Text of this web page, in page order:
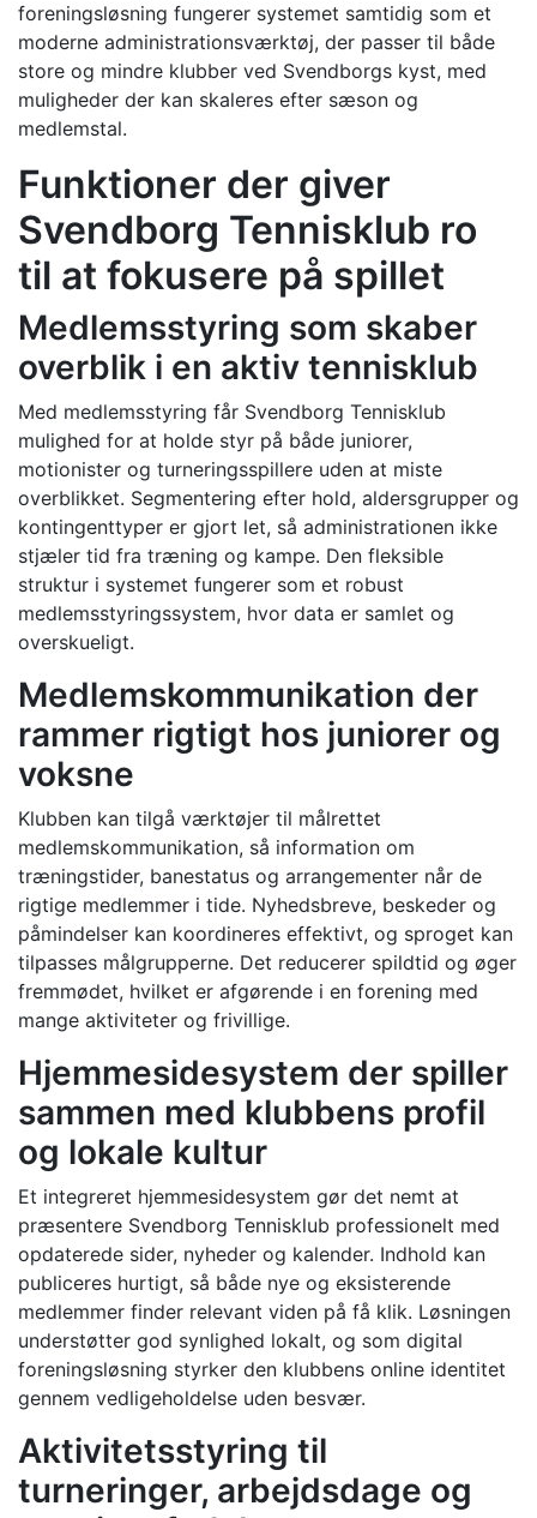
foreningsløsning fungerer systemet samtidig som et
moderne administrationsværktøj, der passer til både
store og mindre klubber ved Svendborgs kyst, med
muligheder der kan skaleres efter sæson og
medlemstal.
Funktioner der giver
Svendborg Tennisklub ro
til at fokusere på spillet
Medlemsstyring som skaber
overblik i en aktiv tennisklub
Med medlemsstyring får Svendborg Tennisklub
mulighed for at holde styr på både juniorer,
motionister og turneringsspillere uden at miste
overblikket. Segmentering efter hold, aldersgrupper og
kontingenttyper er gjort let, så administrationen ikke
stjæler tid fra træning og kampe. Den fleksible
struktur i systemet fungerer som et robust
medlemsstyringssystem, hvor data er samlet og
overskueligt.
Medlemskommunikation der
rammer rigtigt hos juniorer og
voksne
Klubben kan tilgå værktøjer til målrettet
medlemskommunikation, så information om
træningstider, banestatus og arrangementer når de
rigtige medlemmer i tide. Nyhedsbreve, beskeder og
påmindelser kan koordineres effektivt, og sproget kan
tilpasses målgrupperne. Det reducerer spildtid og øger
fremmødet, hvilket er afgørende i en forening med
mange aktiviteter og frivillige.
Hjemmesidesystem der spiller
sammen med klubbens profil
og lokale kultur
Et integreret hjemmesidesystem gør det nemt at
præsentere Svendborg Tennisklub professionelt med
opdaterede sider, nyheder og kalender. Indhold kan
publiceres hurtigt, så både nye og eksisterende
medlemmer finder relevant viden på få klik. Løsningen
understøtter god synlighed lokalt, og som digital
foreningsløsning styrker den klubbens online identitet
gennem vedligeholdelse uden besvær.
Aktivitetsstyring til
turneringer, arbejdsdage og